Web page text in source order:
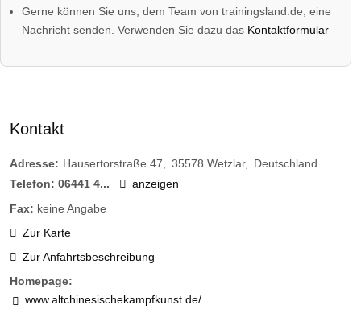
Gerne können Sie uns, dem Team von trainingsland.de, eine
Nachricht senden. Verwenden Sie dazu das Kontaktformular
Kontakt
Adresse: Hausertorstraße 47 35578 Wetzlar
Deutschland
Telefon: 06441 4...
anzeigen
Fax: keine Angabe
Zur Karte
Zur Anfahrtsbeschreibung
Homepage:
www.altchinesischekampfkunst.de/